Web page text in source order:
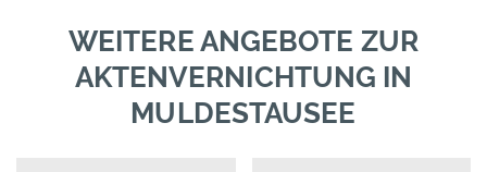
WEITERE ANGEBOTE ZUR
AKTENVERNICHTUNG IN
MULDESTAUSEE